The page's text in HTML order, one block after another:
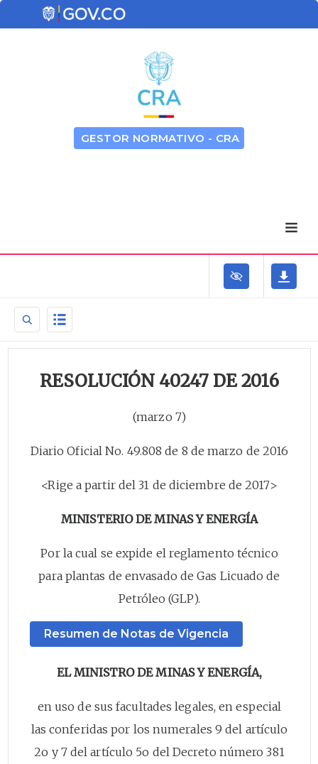
GESTOR NORMATIVO - CRA
RESOLUCIÓN 40247 DE 2016
(marzo 7)
Diario Oficial No. 49.808 de 8 de marzo de 2016
<Rige a partir del 31 de diciembre de 2017>
MINISTERIO DE MINAS Y ENERGÍA
Por la cual se expide el reglamento técnico
para plantas de envasado de Gas Licuado de
Petróleo (GLP).
Resumen de Notas de Vigencia
EL MINISTRO DE MINAS Y ENERGÍA,
en uso de sus facultades legales, en especial
las conferidas por los numerales 9 del artículo
2o y 7 del artículo 5o del Decreto número 381